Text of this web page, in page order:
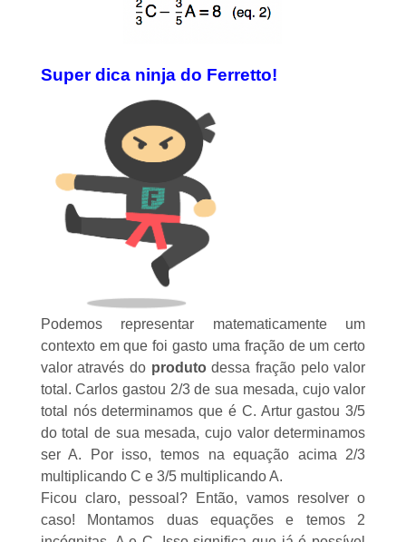
Super dica ninja do Ferretto!
Podemos representar matematicamente um
contexto em que foi gasto uma fração de um certo
valor através do produtodessa fração pelo valor
total. Carlos gastou 2/3 de sua mesada, cujo valor
total nós determinamos que é C. Artur gastou 3/5
do total de sua mesada, cujo valor determinamos
ser A. Por isso, temos na equação acima 2/3
multiplicando C e 3/5 multiplicando A.
Ficou claro, pessoal? Então, vamos resolver o
caso! Montamos duas equações e temos 2